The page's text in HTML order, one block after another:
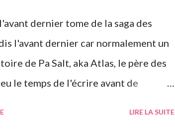
dernier tome de la saga des
l'avant dernier car normalement un
de Pa Salt, aka Atlas, le père des
le temps de l'écrire avant de
LIRE LA SUITE